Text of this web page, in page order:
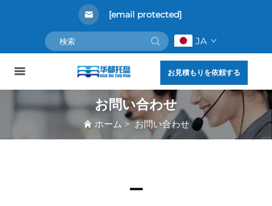
[email protected]
JA
お見積もりを依頼する
お問い合わせ
ホーム >お問い合わせ